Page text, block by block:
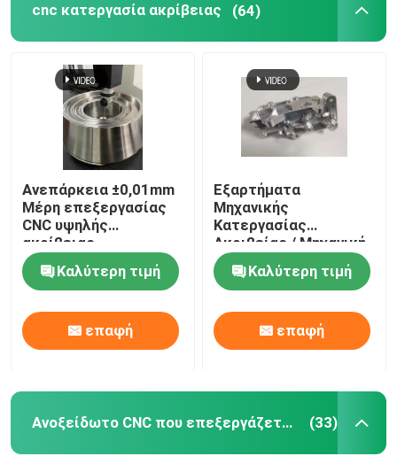
Σκενωτό χύτευση ταχείας κατασκευής πρωτοτύπων
Προσαρμοσμένες υπηρεσίες τρισδιάστατης
Κατασκευή μούχλας
Υπηρεσίες εκτόξευσης αλουμινίου
Dienste für Drahterodieren
Υπηρεσίες επεξεργασίας επιφανειών
cnc κατεργασία ακρίβειας (64)
Ανεπάρκεια ±0,01mm
Μέρη επεξεργασίας
CNC υψηλής
ακρίβειας
Καλύτερη τιμή
επαφή
Εξαρτήματα
Μηχανικής
Κατεργασίας
Ακριβείας / Μηχανική
Κατεργασία CNC
Καλύτερη τιμή
επαφή
Ανοξείδωτο CNC που επεξεργάζεται τις υπηρεσίες στη μηχανή (33)